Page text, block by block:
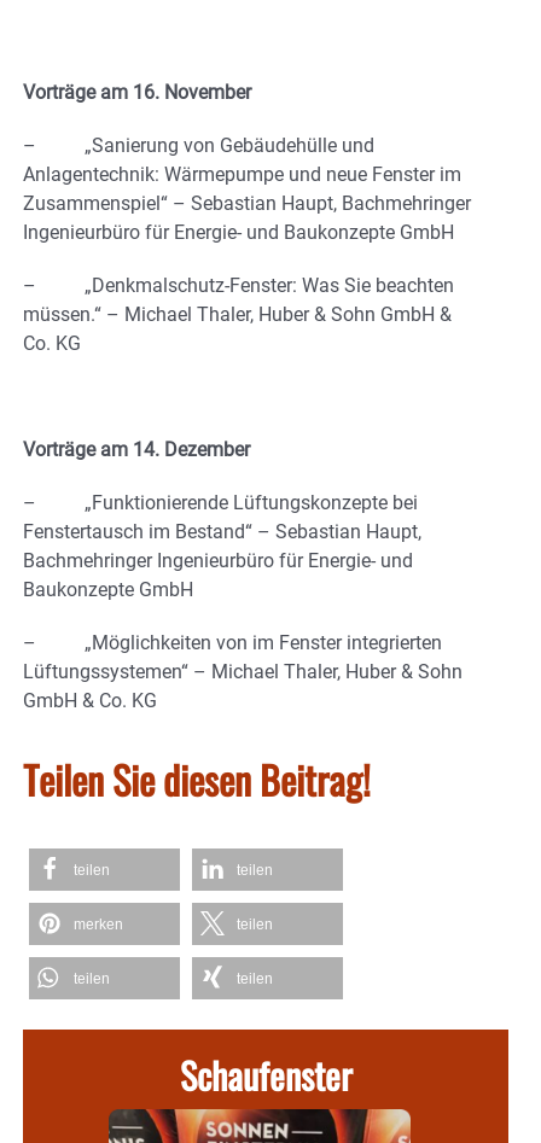
Vorträge am 16. November
– „Sanierung von Gebäudehülle und
Anlagentechnik: Wärmepumpe und neue Fenster im
Zusammenspiel“ – Sebastian Haupt, Bachmehringer
Ingenieurbüro für Energie- und Baukonzepte GmbH
– „Denkmalschutz-Fenster: Was Sie beachten
müssen.“ – Michael Thaler, Huber & Sohn GmbH &
Co. KG
Vorträge am 14. Dezember
– „Funktionierende Lüftungskonzepte bei
Fenstertausch im Bestand“ – Sebastian Haupt,
Bachmehringer Ingenieurbüro für Energie- und
Baukonzepte GmbH
– „Möglichkeiten von im Fenster integrierten
Lüftungssystemen“ – Michael Thaler, Huber & Sohn
GmbH & Co. KG
Teilen Sie diesen Beitrag!
teilen teilen
merken teilen
teilen teilen
Schaufenster